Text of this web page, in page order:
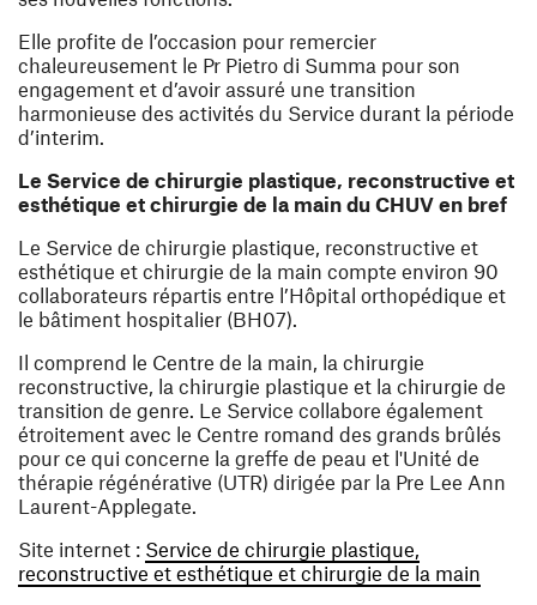
Elle profite de l’occasion pour remercier
chaleureusement le Pr Pietro di Summa pour son
engagement et d’avoir assuré une transition
harmonieuse des activités du Service durant la période
d’interim.
Le Service de chirurgie plastique, reconstructive et
esthétique et chirurgie de la main du CHUV en bref
Le Service de chirurgie plastique, reconstructive et
esthétique et chirurgie de la main compte environ 90
collaborateurs répartis entre l’Hôpital orthopédique et
le bâtiment hospitalier (BH07).
Il comprend le Centre de la main, la chirurgie
reconstructive, la chirurgie plastique et la chirurgie de
transition de genre. Le Service collabore également
étroitement avec le Centre romand des grands brûlés
pour ce qui concerne la greffe de peau et l'Unité de
thérapie régénérative (UTR) dirigée par la Pre Lee Ann
Laurent-Applegate.
Site internet : Service de chirurgie plastique,
reconstructive et esthétique et chirurgie de la main